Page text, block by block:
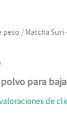
peso / Matcha
para
de